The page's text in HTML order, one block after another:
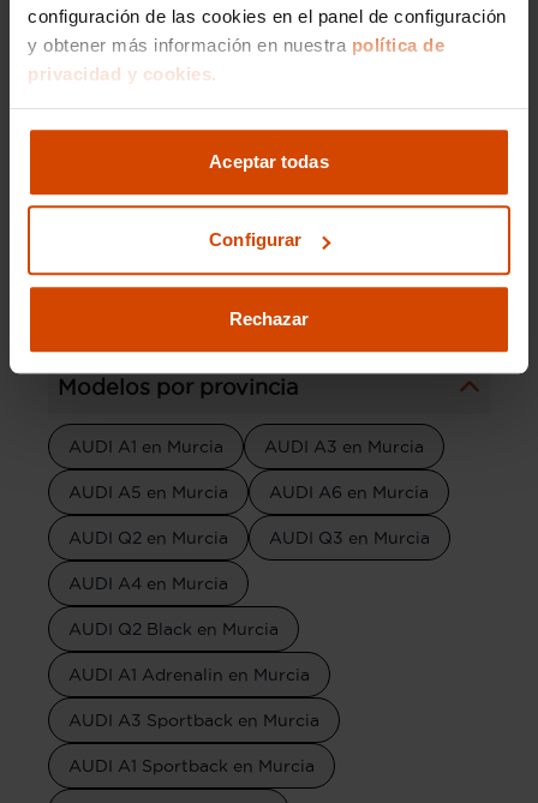
configuración de las cookies en el panel de configuración
y obtener más información en nuestra política de
privacidad y cookies.
Aceptar todas
Configurar
Rechazar
AUDI A3 Sportback
AUDI A3 Line AUDI A3 Black
AUDI A3 35
AUDI A3 Ambition AUDI A3 Cabrio
Modelos por provincia
AUDI A1 en Murcia AUDI A3 en Murcia
AUDI A5 en Murcia AUDI A6 en Murcia
AUDI Q2 en Murcia AUDI Q3 en Murcia
AUDI A4 en Murcia
AUDI Q2 Black en Murcia
AUDI A1 Adrenalin en Murcia
AUDI A3 Sportback en Murcia
AUDI A1 Sportback en Murcia